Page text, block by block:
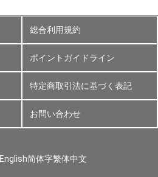
総合利用規約
ポイントガイドライン
特定商取引法に基づく表記
お問い合わせ
English简体字繁体中文